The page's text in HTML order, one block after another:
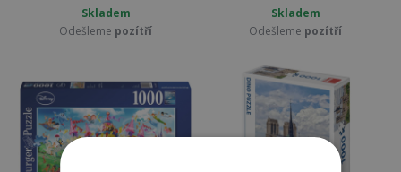
Skladem
Odešleme pozítří
Skladem
Odešleme pozítří